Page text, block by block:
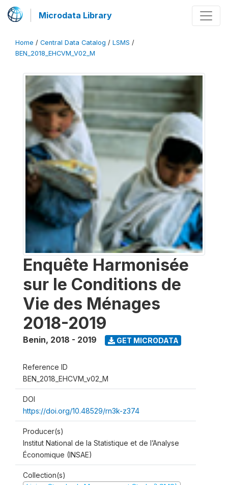
Microdata Library
Home / Central Data Catalog / LSMS /
BEN_2018_EHCVM_V02_M
Enquête Harmonisée
sur le Conditions de
Vie des Ménages
2018-2019
Benin, 2018 - 2019 GET MICRODATA
Reference ID
BEN_2018_EHCVM_v02_M
DOI
https://doi.org/10.48529/rn3k-z374
Producer(s)
Institut National de la Statistique et de l’Analyse
Économique (INSAE)
Collection(s)